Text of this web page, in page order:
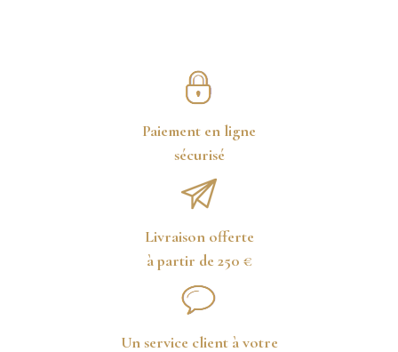
Paiement en ligne
sécurisé
Livraison offerte
à partir de 250 €
Un service client à votre